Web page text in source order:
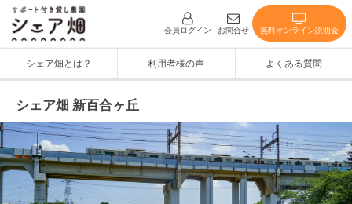
会員ログイン お問合せ 無料オンライン説明会
シェア畑とは？ 利用者様の声 よくある質問
シェア畑 新百合ヶ丘